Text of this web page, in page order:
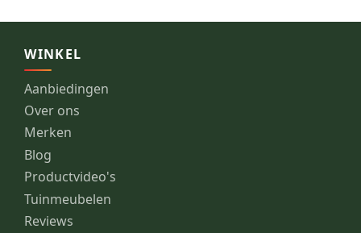
WINKEL
Aanbiedingen
Over ons
Merken
Blog
Productvideo's
Tuinmeubelen
Reviews